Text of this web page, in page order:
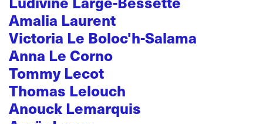
Amalia Laurent
Victoria Le Boloc'h-Salama
Anna Le Corno
Tommy Lecot
Thomas Lelouch
Anouck Lemarquis